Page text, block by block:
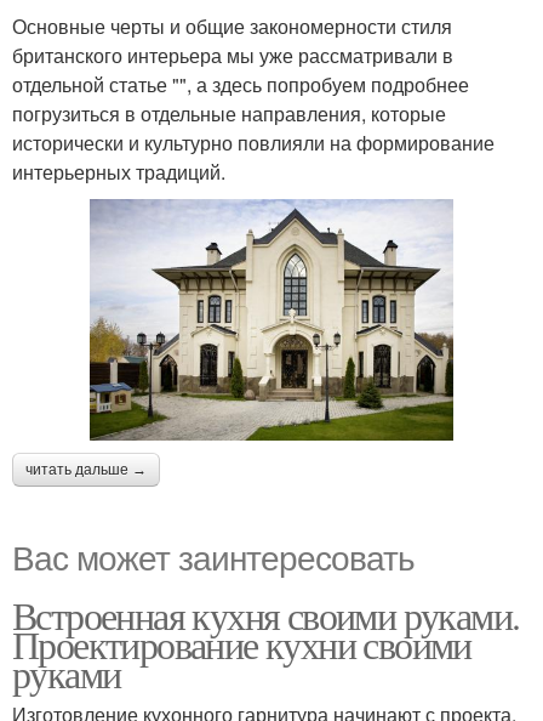
Основные черты и общие закономерности стиля
британского интерьера мы уже рассматривали в
отдельной статье "", а здесь попробуем подробнее
погрузиться в отдельные направления, которые
исторически и культурно повлияли на формирование
интерьерных традиций.
читать дальше →
Вас может заинтересовать
Встроенная кухня своими руками.
Проектирование кухни своими
руками
Изготовление кухонного гарнитура начинают с проекта.